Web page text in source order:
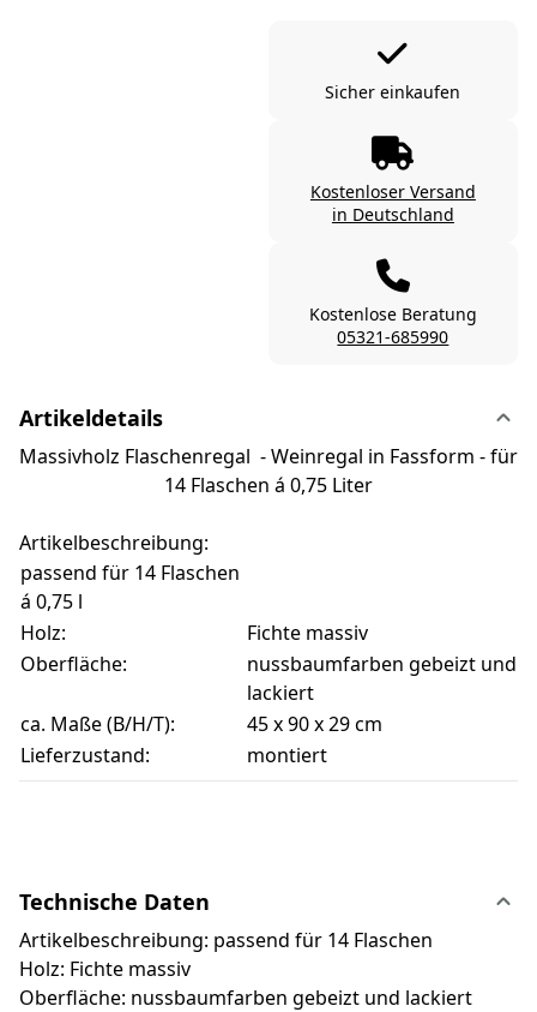
Sicher einkaufen
Kostenloser Versand
in Deutschland
Kostenlose Beratung
05321-685990
Artikeldetails
Massivholz Flaschenregal - Weinregal in Fassform - für
14 Flaschen á 0,75 Liter
Artikelbeschreibung:
passend für 14 Flaschen
á 0,75 l
Holz:
Fichte massiv
Oberfläche:
nussbaumfarben gebeizt und
lackiert
ca. Maße (B/H/T):
45 x 90 x 29 cm
Lieferzustand:
montiert
Technische Daten
Artikelbeschreibung: passend für 14 Flaschen
Holz: Fichte massiv
Oberfläche: nussbaumfarben gebeizt und lackiert